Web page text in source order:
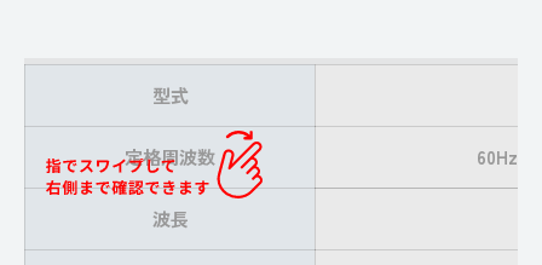
型式
定格周波数 60Hz
波長